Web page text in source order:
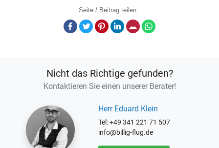
Seite / Beitrag teilen
Facebook
TwitterPinterestLinkedInE-Mail
Nicht das Richtige gefunden?
Kontaktieren Sie einen unserer Berater!
Herr Eduard Klein
Tel: +49 341 221 71 507
info@billig-flug.de